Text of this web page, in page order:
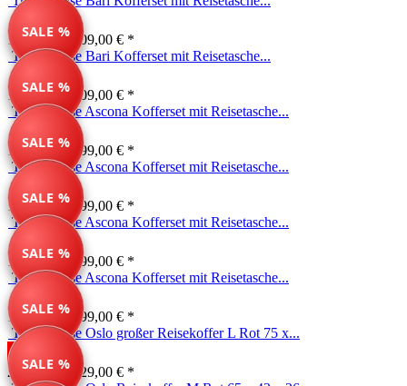
SALE %
169,99 € * 209,00 € *
SALE %
Travelhouse Bari Kofferset mit Reisetasche...
149,99 € * 209,00 € *
SALE %
Travelhouse Ascona Kofferset mit Reisetasche...
139,99 € * 199,00 € *
SALE %
Travelhouse Ascona Kofferset mit Reisetasche...
139,99 € * 199,00 € *
SALE %
Travelhouse Ascona Kofferset mit Reisetasche...
139,99 € * 199,00 € *
SALE %
Travelhouse Ascona Kofferset mit Reisetasche...
139,99 € * 199,00 € *
SALE %
Travelhouse Oslo großer Reisekoffer L Rot 75 x...
269,00 € *
329,00 € *